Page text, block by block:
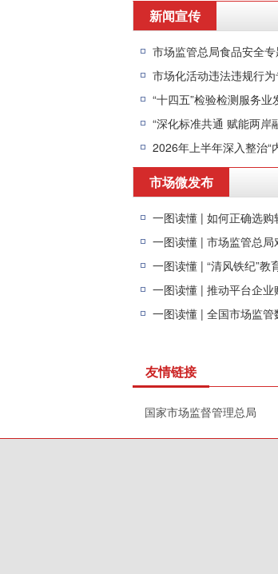
新闻宣传
市场监管总局食品安全
市场化活动违法违规行
“十四五”检验检测服务
“深化标准共通 赋能两岸
2026年上半年深入整治“
市场微发布
一图读懂 | 如何正确选购
一图读懂 | “清风铁纪”
一图读懂 | 推动平台企
一图读懂 | 全国市场监
友情链接
国家市场监督管理总局